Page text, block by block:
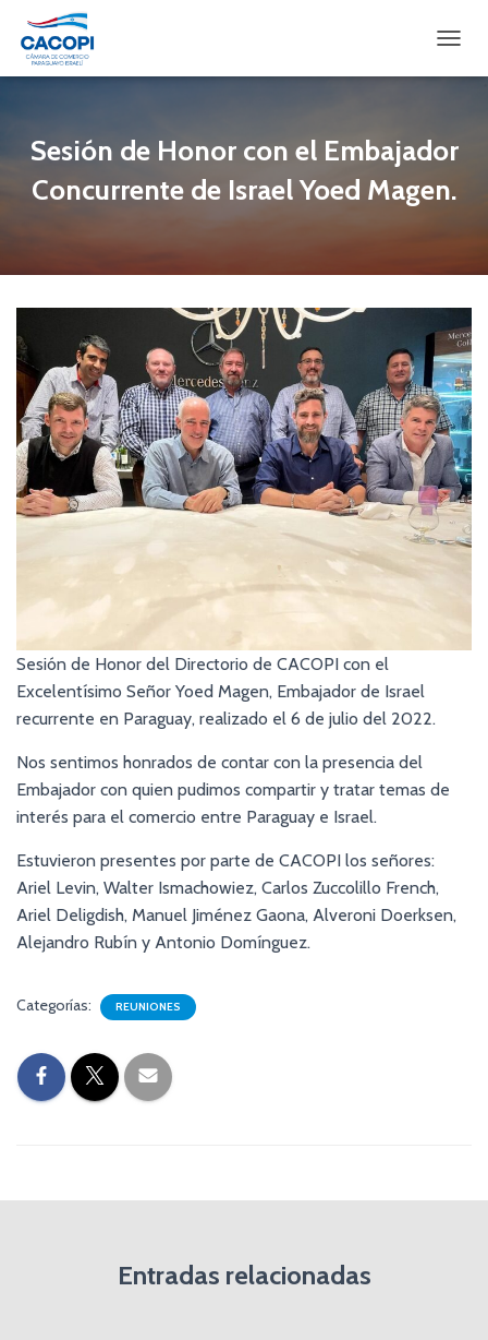
Sesión de Honor con el Embajador
Concurrente de Israel Yoed Magen.
Sesión de Honor del Directorio de CACOPI con el
Excelentísimo Señor Yoed Magen, Embajador de Israel
recurrente en Paraguay, realizado el 6 de julio del 2022.
Nos sentimos honrados de contar con la presencia del
Embajador con quien pudimos compartir y tratar temas de
interés para el comercio entre Paraguay e Israel.
Estuvieron presentes por parte de CACOPI los señores:
Ariel Levin, Walter Ismachowiez, Carlos Zuccolillo French,
Ariel Deligdish, Manuel Jiménez Gaona, Alveroni Doerksen,
Alejandro Rubín y Antonio Domínguez.
Categorías: REUNIONES
Entradas relacionadas